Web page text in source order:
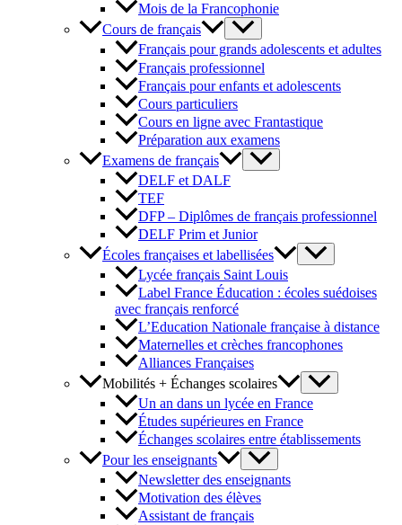
Mois de la Francophonie
Cours de français
Français pour grands adolescents et adultes
Français professionnel
Français pour enfants et adolescents
Cours particuliers
Cours en ligne avec Frantastique
Préparation aux examens
Examens de français
DELF et DALF
TEF
DFP – Diplômes de français professionnel
DELF Prim et Junior
Écoles françaises et labellisées
Lycée français Saint Louis
Label France Éducation : écoles suédoises
avec français renforcé
L’Education Nationale française à distance
Maternelles et crèches francophones
Alliances Françaises
Mobilités + Échanges scolaires
Un an dans un lycée en France
Études supérieures en France
Échanges scolaires entre établissements
Pour les enseignants
Newsletter des enseignants
Motivation des élèves
Assistant de français